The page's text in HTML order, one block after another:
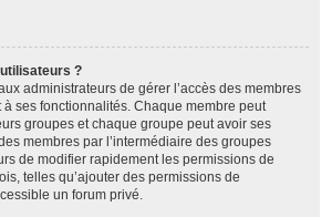
?
administrateurs de gérer l’accès des membres
à ses fonctionnalités. Chaque membre peut
groupes et chaque groupe peut avoir ses
membres par l’intermédiaire des groupes
de modifier rapidement les permissions de
telles qu’ajouter des permissions de
un forum privé.